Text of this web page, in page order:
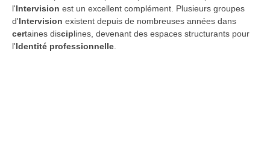
l'Intervision est un excellent complément. Plusieurs groupes
d'Intervision existent depuis de nombreuses années dans
certaines disciplines, devenant des espaces structurants pour
l'Identité professionnelle.